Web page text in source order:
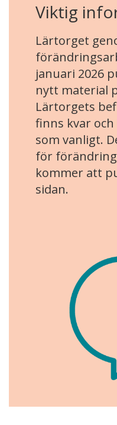
Viktig
Lärtorget
januari 2026
nytt material
Lärtorgets
finns kvar
som vanligt.
för
kommer att
sidan.